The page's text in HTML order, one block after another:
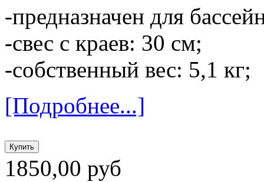
-предназначен для
-свес с краев: 30 см;
-собственный вес: 5,1 кг;
[Подробнее...]
1850,00 руб